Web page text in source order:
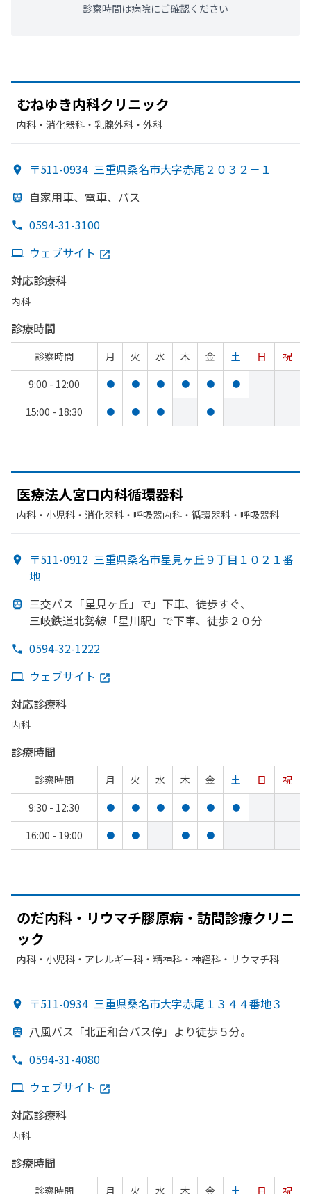
診察時間は病院にご確認ください
むねゆき内科クリニック
内科・​消化器科・​乳腺外科・​外科
〒511-0934 三重県桑名市大字赤尾２０３２－１
自家用車、 電車、 バス
0594-31-3100
ウェブサイト
対応診療科
内科
診療時間
診察時間 月 火 水 木 金 土 日
祝
9:00 - 12:00
● ● ● ● ● ●
15:00 - 18:30 ● ● ● ●
医療法人宮口内科循環器科
内科・​小児科・​消化器科・​呼吸器内科・​循環器科・​呼吸器科
〒511-0912 三重県桑名市星見ヶ丘９丁目１０２１番
地
三交バス「星見ヶ丘」で」下車、 徒歩すぐ、
三岐鉄道北勢線 「星川駅」で下車、 徒歩２０分
0594-32-1222
ウェブサイト
対応診療科
内科
診療時間
診察時間 月 火 水 木 金 土 日
祝
9:30 - 12:30
● ● ● ● ● ●
16:00 - 19:00 ● ● ● ●
のだ内科・リウマチ膠原病・訪問診療クリニ
ック
内科・​小児科・​アレルギー科・​精神科・神経科・​リウマチ科
〒511-0934 三重県桑名市大字赤尾１３４４番地３
八風バス「北正和台バス停」より徒歩５分。
0594-31-4080
ウェブサイト
対応診療科
内科
診療時間
診察時間 月 火 水 木 金 土 日
祝